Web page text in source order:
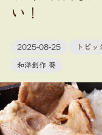
い！
2025-08-25 トピッ
和洋創作 葵